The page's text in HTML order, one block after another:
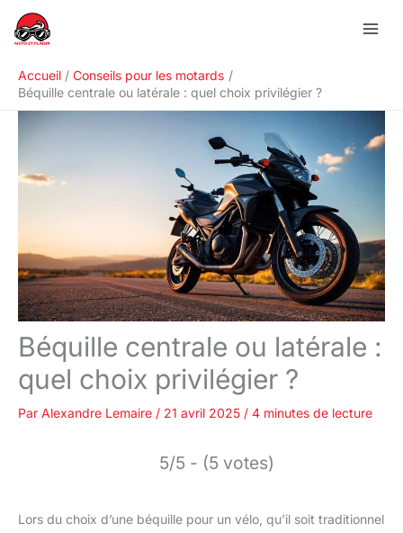
Accueil
Conseils pour les motards
Béquille centrale ou latérale : quel choix privilégier ?
Béquille centrale ou latérale :
quel choix privilégier ?
Par Alexandre Lemaire / 21 avril 2025 / 4 minutes de lecture
5/5 - (5 votes)
Lors du choix d’une béquille pour un vélo, qu’il soit traditionnel
R
e
h
e